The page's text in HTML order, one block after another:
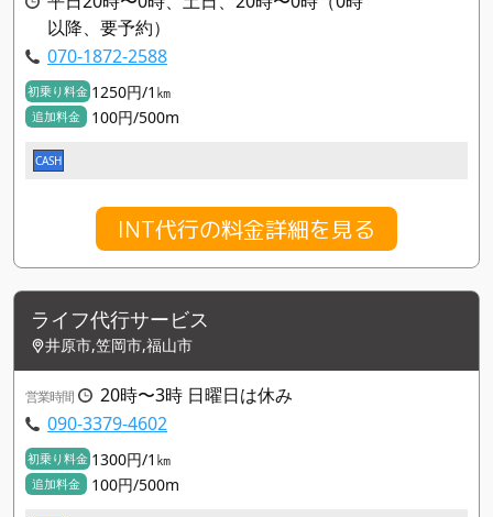
以降、要予約）
070-1872-2588
初乗り料金 1250円/1㎞
追加料金 100円/500m
CASH
INT代行の料金詳細を見る
ライフ代行サービス
井原市,笠岡市,福山市
営業時間
20時〜3時 日曜日は休み
090-3379-4602
初乗り料金 1300円/1㎞
追加料金 100円/500m